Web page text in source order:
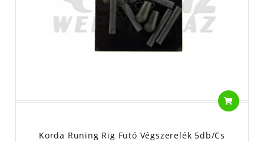
Korda Runing Rig Futó Végszerelék 5db/cs